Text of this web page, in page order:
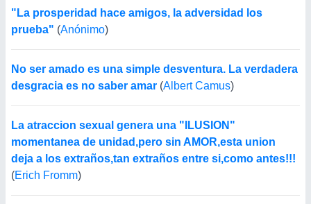
"La prosperidad hace amigos, la adversidad los
prueba" (Anónimo)
No ser amado es una simple desventura. La verdadera
desgracia es no saber amar (Albert Camus)
La atraccion sexual genera una "ILUSION"
momentanea de unidad,pero sin AMOR,esta union
deja a los extraños,tan extraños entre si,como antes!!!
(Erich Fromm)